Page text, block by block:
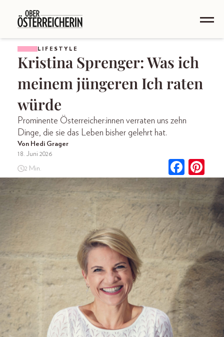
LIFESTYLE
Kristina Sprenger: Was ich
meinem jüngeren Ich raten
würde
Prominente Österreicher:innen verraten uns zehn
Dinge, die sie das Leben bisher gelehrt hat.
Von Hedi Grager
18. Juni 2026
2 Min.